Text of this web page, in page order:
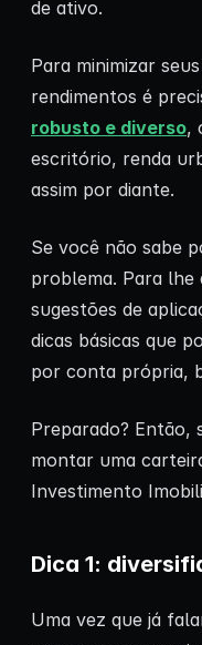
de ativo.
Para minimizar
rendimentos é
robusto e diverso,
escritório, renda
assim por diante.
Se você não sabe
problema. Para lhe
sugestões de
dicas básicas que
por conta própria,
Preparado? Então,
montar uma
Investimento
Dica 1:
Uma vez que já